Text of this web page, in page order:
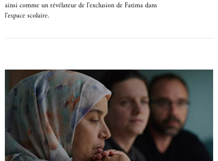
ainsi comme un révélateur de l’exclusion de Fatima dans
l’espace scolaire.